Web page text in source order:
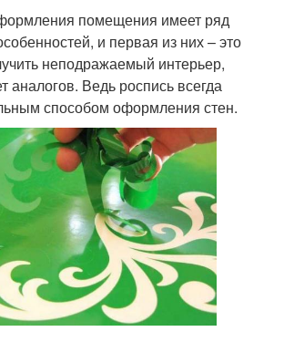
помещения имеет ряд
и первая из них – это
неподражаемый интерьер,
аналогов. Ведь роспись всегда
способом оформления стен.